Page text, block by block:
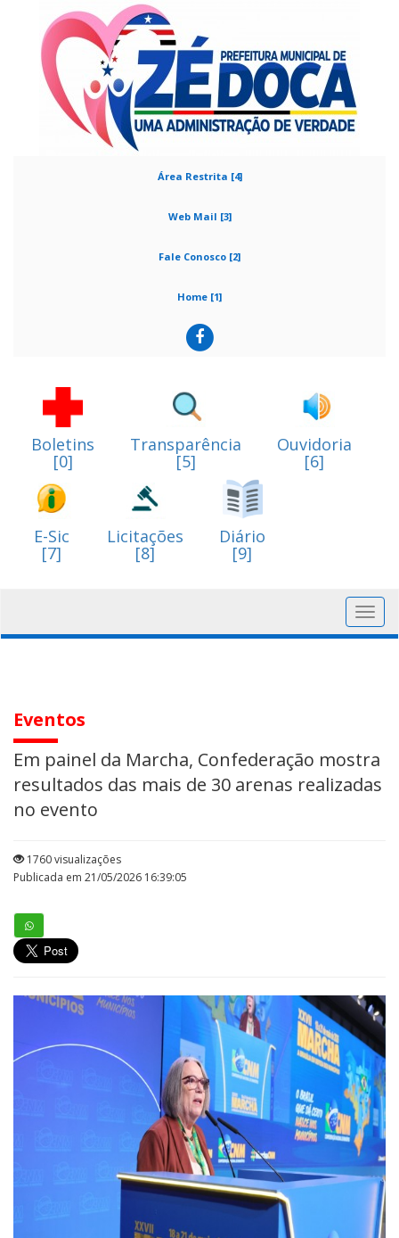
Área Restrita [4]
Web Mail [3]
Fale Conosco [2]
Home [1]
Boletins
[0]
Transparência
[5]
Ouvidoria
[6]
E-Sic
[7]
Licitações
[8]
Diário
[9]
Eventos
Em painel da Marcha, Confederação mostra
resultados das mais de 30 arenas realizadas
no evento
1760 visualizações
Publicada em 21/05/2026 16:39:05